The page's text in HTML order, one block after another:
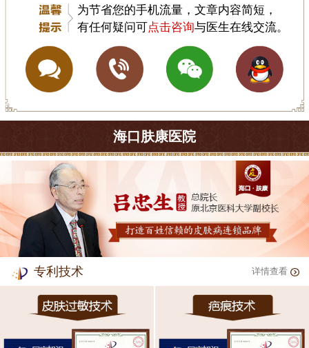
为节省您的手机流量，文章内容简短，
有任何疑问可点击咨询与医生在线交流。
海口肤康医院
专利技术 详情查看